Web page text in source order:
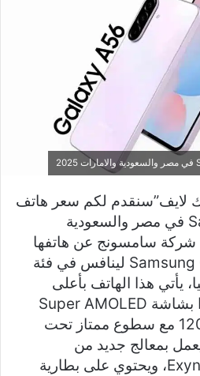
لايف”سنقدم لكم سعر هاتف
Samsung Galaxy A56 في مصر والسعودية
2026 أعلنت شركة سامسونج عن هاتفها
الجديد الـ Samsung Galaxy A56 لينافس في فئة
يأتي هذا الهاتف بأعلى
الخامات الممكنة، مزودًا بشاشة Super AMOLED
تدعم معدل تحديث 120Hz مع سطوع ممتاز تحت
بمعالج جديد من
سامسونج هو Exynos 1580، ويحتوي على بطارية